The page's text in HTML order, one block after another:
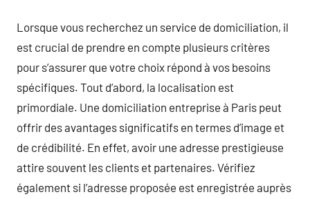
Lorsque vous recherchez un service de domiciliation, il
est crucial de prendre en compte plusieurs critères
pour s’assurer que votre choix répond à vos besoins
spécifiques. Tout d’abord, la localisation est
primordiale. Une domiciliation entreprise à Paris peut
offrir des avantages significatifs en termes d’image et
de crédibilité. En effet, avoir une adresse prestigieuse
attire souvent les clients et partenaires. Vérifiez
également si l’adresse proposée est enregistrée auprès